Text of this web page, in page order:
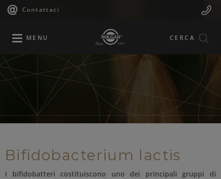
Salta
principale
Contattaci
Navigazione
Menu
MENU CERCA
Bifidobacterium lactis
I bifidobatteri costituiscono uno dei principali gruppi di